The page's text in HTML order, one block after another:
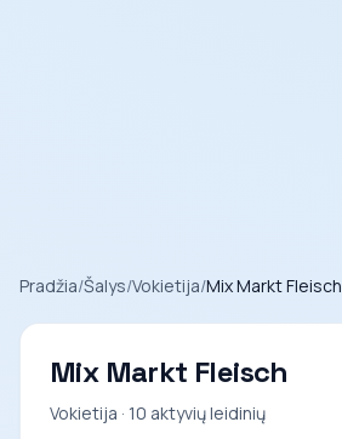
Pradžia/Šalys/Vokietija/Mix Markt Fleisch
Mix Markt Fleisch
Vokietija · 10 aktyvių leidinių